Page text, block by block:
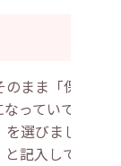
まま「保育
っていて保育
選びましょ
記入しておく